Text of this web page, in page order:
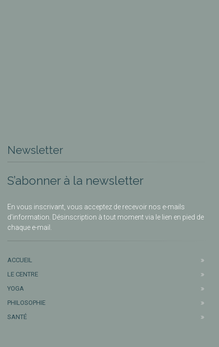
Newsletter
S’abonner à la newsletter
En vous inscrivant, vous acceptez de recevoir nos e-mails
d’information. Désinscription à tout moment via le lien en pied de
chaque e-mail.
ACCUEIL
LE CENTRE
YOGA
PHILOSOPHIE
SANTÉ